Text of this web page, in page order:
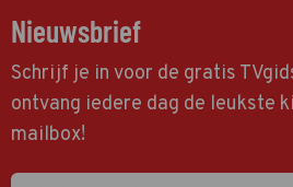
Nieuwsbrief
Schrijf je in voor de gratis
ontvang iedere dag de leukste
mailbox!